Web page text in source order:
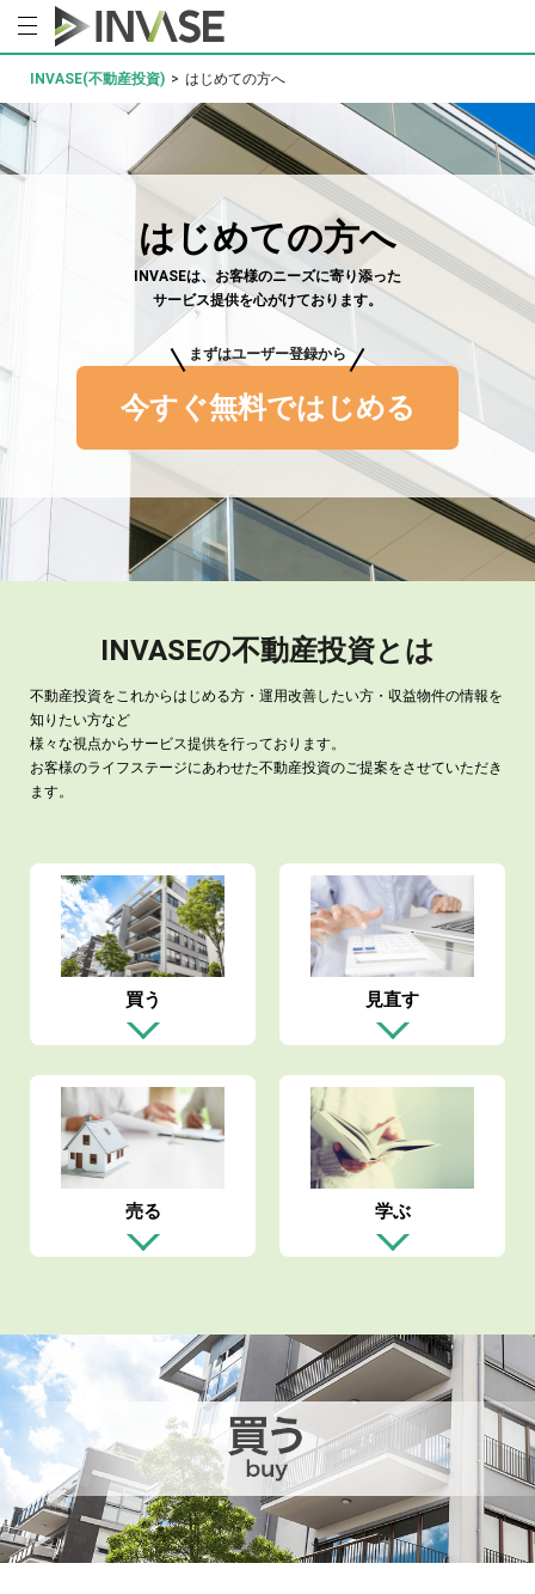
INVASE(不動産投資) > はじめての方へ
はじめての方へ
INVASEは、お客様のニーズに寄り添った
サービス提供を心がけております。
まずはユーザー登録から
今すぐ無料ではじめる
INVASEの不動産投資とは
不動産投資をこれからはじめる方・運用改善したい方・収益物件の情報を
知りたい方など
様々な視点からサービス提供を行っております。
お客様のライフステージにあわせた不動産投資のご提案をさせていただき
ます。
買う 見直す
売る 学ぶ